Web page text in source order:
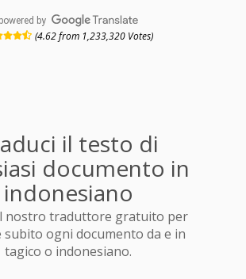
powered by
(4.62 from 1,233,320 Votes)
il testo di
documento in
indonesiano
nostro traduttore gratuito per
ogni documento da e in
tagico o indonesiano.